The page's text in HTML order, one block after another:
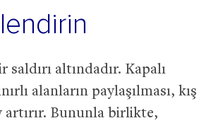
saldırı altındadır. Kapalı
alanların paylaşılması, kış
artırır. Bununla birlikte,